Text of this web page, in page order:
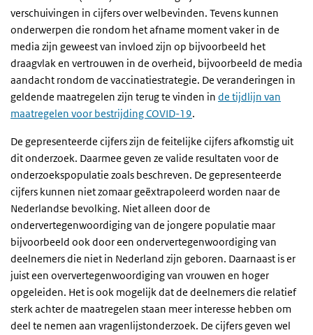
verschuivingen in cijfers over welbevinden. Tevens kunnen
onderwerpen die rondom het afname moment vaker in de
media zijn geweest van invloed zijn op bijvoorbeeld het
draagvlak en vertrouwen in de overheid, bijvoorbeeld de media
aandacht rondom de vaccinatiestrategie. De veranderingen in
geldende maatregelen zijn terug te vinden in de tijdlijn van
maatregelen voor bestrijding COVID-19.
De gepresenteerde cijfers zijn de feitelijke cijfers afkomstig uit
dit onderzoek. Daarmee geven ze valide resultaten voor de
onderzoekspopulatie zoals beschreven. De gepresenteerde
cijfers kunnen niet zomaar geëxtrapoleerd worden naar de
Nederlandse bevolking. Niet alleen door de
ondervertegenwoordiging van de jongere populatie maar
bijvoorbeeld ook door een ondervertegenwoordiging van
deelnemers die niet in Nederland zijn geboren. Daarnaast is er
juist een oververtegenwoordiging van vrouwen en hoger
opgeleiden. Het is ook mogelijk dat de deelnemers die relatief
sterk achter de maatregelen staan meer interesse hebben om
deel te nemen aan vragenlijstonderzoek. De cijfers geven wel